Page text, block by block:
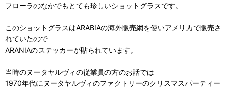
フローラのなかでもとても珍しいショットグラスです。
このショットグラスはARABIAの海外販売網を使いアメリカで販売さ
れていたので
ARANIAのステッカーが貼られています。
当時のヌータヤルヴィの従業員の方のお話では
1970年代にヌータヤルヴィのファクトリーのクリスマスパーティー